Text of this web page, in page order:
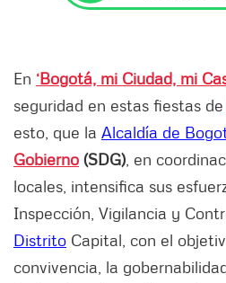
En ‘Bogotá, mi Ciudad, mi
seguridad en estas fiestas de
esto, que la Alcaldía de
Gobierno (SDG) , en
locales, intensifica sus
Inspección, Vigilancia y
Distrito Capital, con el
convivencia, la